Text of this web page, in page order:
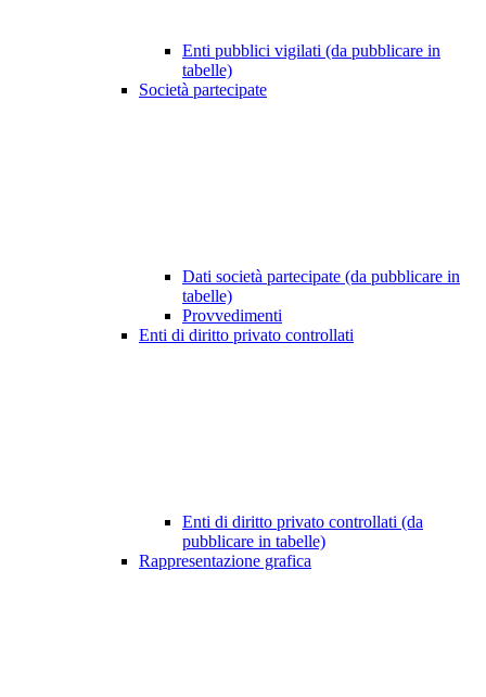
Enti pubblici vigilati (da pubblicare in
tabelle)
Società partecipate
Dati società partecipate (da pubblicare in
tabelle)
Provvedimenti
Enti di diritto privato controllati
Enti di diritto privato controllati (da
pubblicare in tabelle)
Rappresentazione grafica